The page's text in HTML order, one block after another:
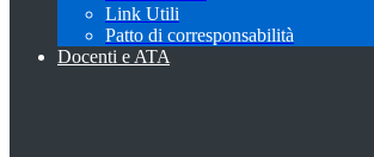
Link Utili
Patto di corresponsabilità
Docenti e ATA